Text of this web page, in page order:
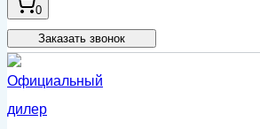
0
Заказать звонок